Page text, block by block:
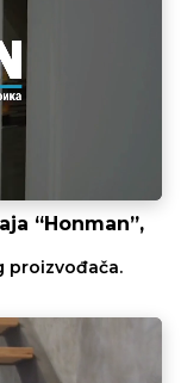
“Honman”,
proizvođača.